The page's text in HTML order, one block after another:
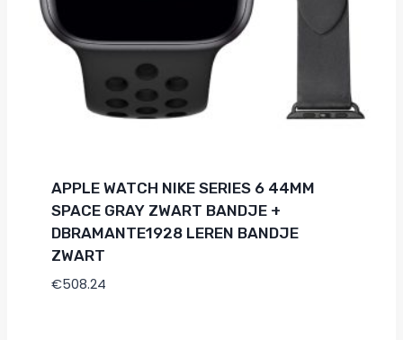
APPLE WATCH NIKE SERIES 6 44MM
SPACE GRAY ZWART BANDJE +
DBRAMANTE1928 LEREN BANDJE
ZWART
€508.24